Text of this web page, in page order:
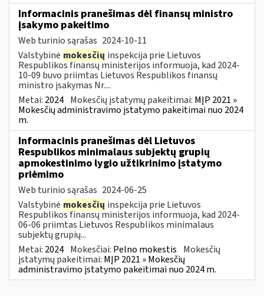
Informacinis pranešimas dėl finansų ministro
įsakymo pakeitimo
Web turinio sąrašas 2024-10-11
Valstybinė mokesčių inspekcija prie Lietuvos
Respublikos finansų ministerijos informuoja, kad 2024-
10-09 buvo priimtas Lietuvos Respublikos finansų
ministro įsakymas Nr....
Metai: 2024 Mokesčių įstatymų pakeitimai: MĮP 2021 »
Mokesčių administravimo įstatymo pakeitimai nuo 2024
m.
Informacinis pranešimas dėl Lietuvos
Respublikos minimalaus subjektų grupių
apmokestinimo lygio užtikrinimo įstatymo
priėmimo
Web turinio sąrašas 2024-06-25
Valstybinė mokesčių inspekcija prie Lietuvos
Respublikos finansų ministerijos informuoja, kad 2024-
06-06 priimtas Lietuvos Respublikos minimalaus
subjektų grupių...
Metai: 2024 Mokesčiai: Pelno mokestis Mokesčių
įstatymų pakeitimai: MĮP 2021 » Mokesčių
administravimo įstatymo pakeitimai nuo 2024 m.